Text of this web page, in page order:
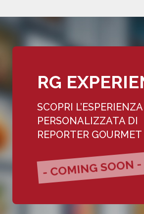
RG
SCOPRI L’ESPERIENZA
PERSONALIZZATA DI
REPORTER GOURMET
- COMING SOON -